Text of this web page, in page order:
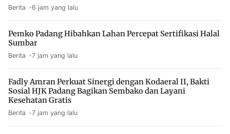
Berita 6 jam yang lalu
Pemko Padang Hibahkan Lahan Percepat Sertifikasi Halal
Sumbar
Berita 7 jam yang lalu
Fadly Amran Perkuat Sinergi dengan Kodaeral II, Bakti
Sosial HJK Padang Bagikan Sembako dan Layani
Kesehatan Gratis
Berita 7 jam yang lalu